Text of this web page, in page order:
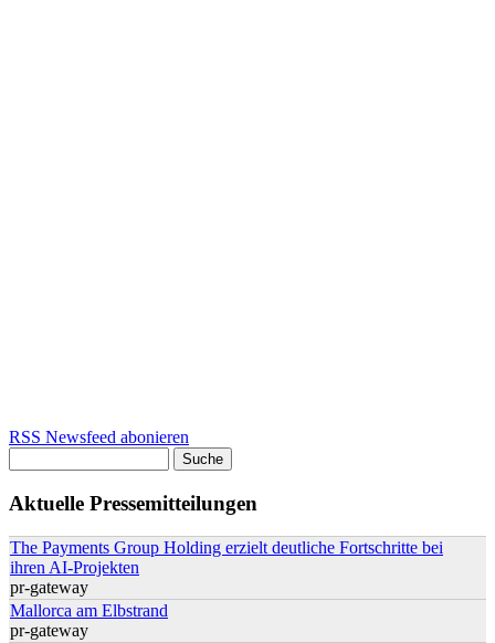
RSS Newsfeed abonieren
Aktuelle Pressemitteilungen
The Payments Group Holding erzielt deutliche Fortschritte bei
ihren AI-Projekten
pr-gateway
Mallorca am Elbstrand
pr-gateway